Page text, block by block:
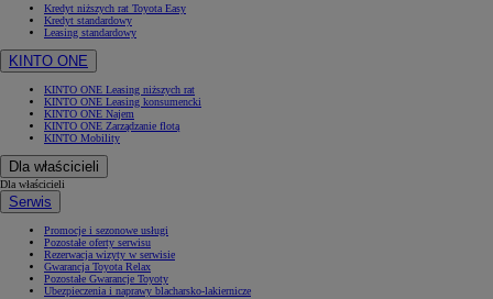
Kredyt niższych rat Toyota Easy
Kredyt standardowy
Leasing standardowy
KINTO ONE
KINTO ONE Leasing niższych rat
KINTO ONE Leasing konsumencki
KINTO ONE Najem
KINTO ONE Zarządzanie flotą
KINTO Mobility
Dla właścicieli
Dla właścicieli
Serwis
Promocje i sezonowe usługi
Pozostałe oferty serwisu
Rezerwacja wizyty w serwisie
Gwarancja Toyota Relax
Pozostałe Gwarancje Toyoty
Ubezpieczenia i naprawy blacharsko-lakiernicze